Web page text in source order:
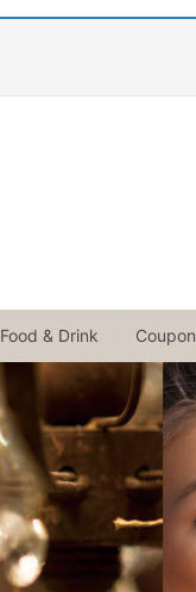
Food & Drink Coupon